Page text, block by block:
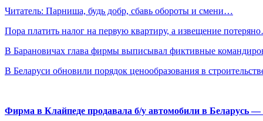
Читатель: Парниша, будь добр, сбавь обороты и смени…
Пора платить налог на первую квартиру, а извещение
В Барановичах глава фирмы выписывал фиктивные
В Беларуси обновили порядок ценообразования в
Фирма в Клайпеде продавала б/у автомобили в Беларусь